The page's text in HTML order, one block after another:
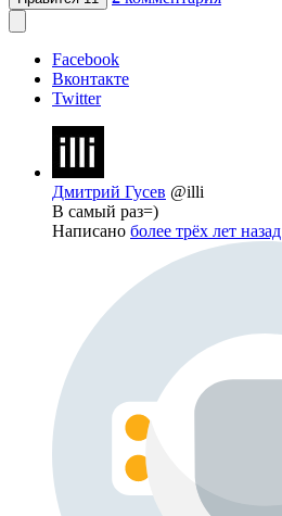
Facebook
Вконтакте
Twitter
Дмитрий Гусев @illi
В самый раз=)
Написано более трёх лет назад